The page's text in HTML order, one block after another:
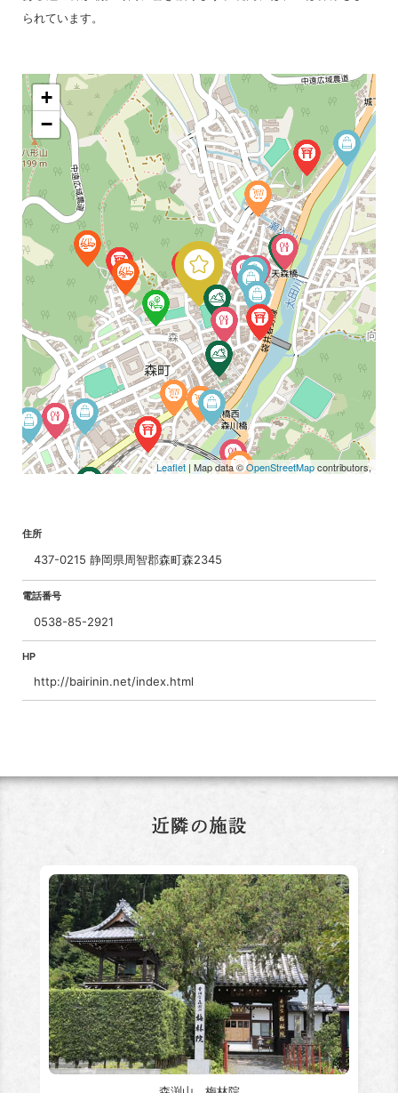
られています。
+
−
Leaflet | Map data ©OpenStreetMapcontributors,
住所
437-0215 静岡県周智郡森町森2345
電話番号
0538-85-2921
HP
http://bairinin.net/index.html